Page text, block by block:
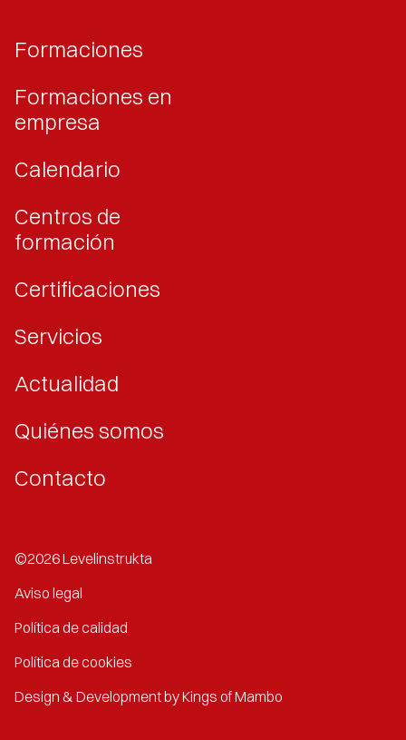
Formaciones
Formaciones en
empresa
Calendario
Centros de
formación
Certificaciones
Servicios
Actualidad
Quiénes somos
Contacto
©2026 Levelinstrukta
Aviso legal
Política de calidad
Política de cookies
Design & Development by Kings of Mambo